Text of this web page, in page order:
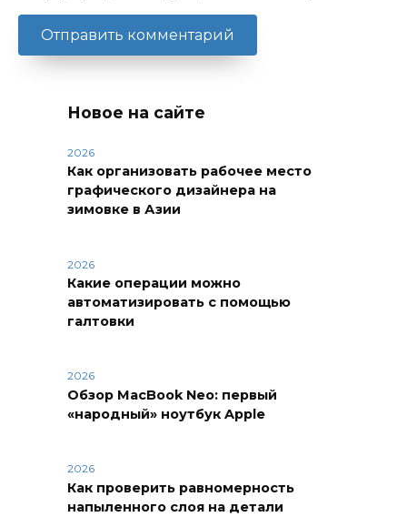
Новое на сайте
2026
Как организовать рабочее место
графического дизайнера на
зимовке в Азии
2026
Какие операции можно
автоматизировать с помощью
галтовки
2026
Обзор MacBook Neo: первый
«народный» ноутбук Apple
2026
Как проверить равномерность
напыленного слоя на детали